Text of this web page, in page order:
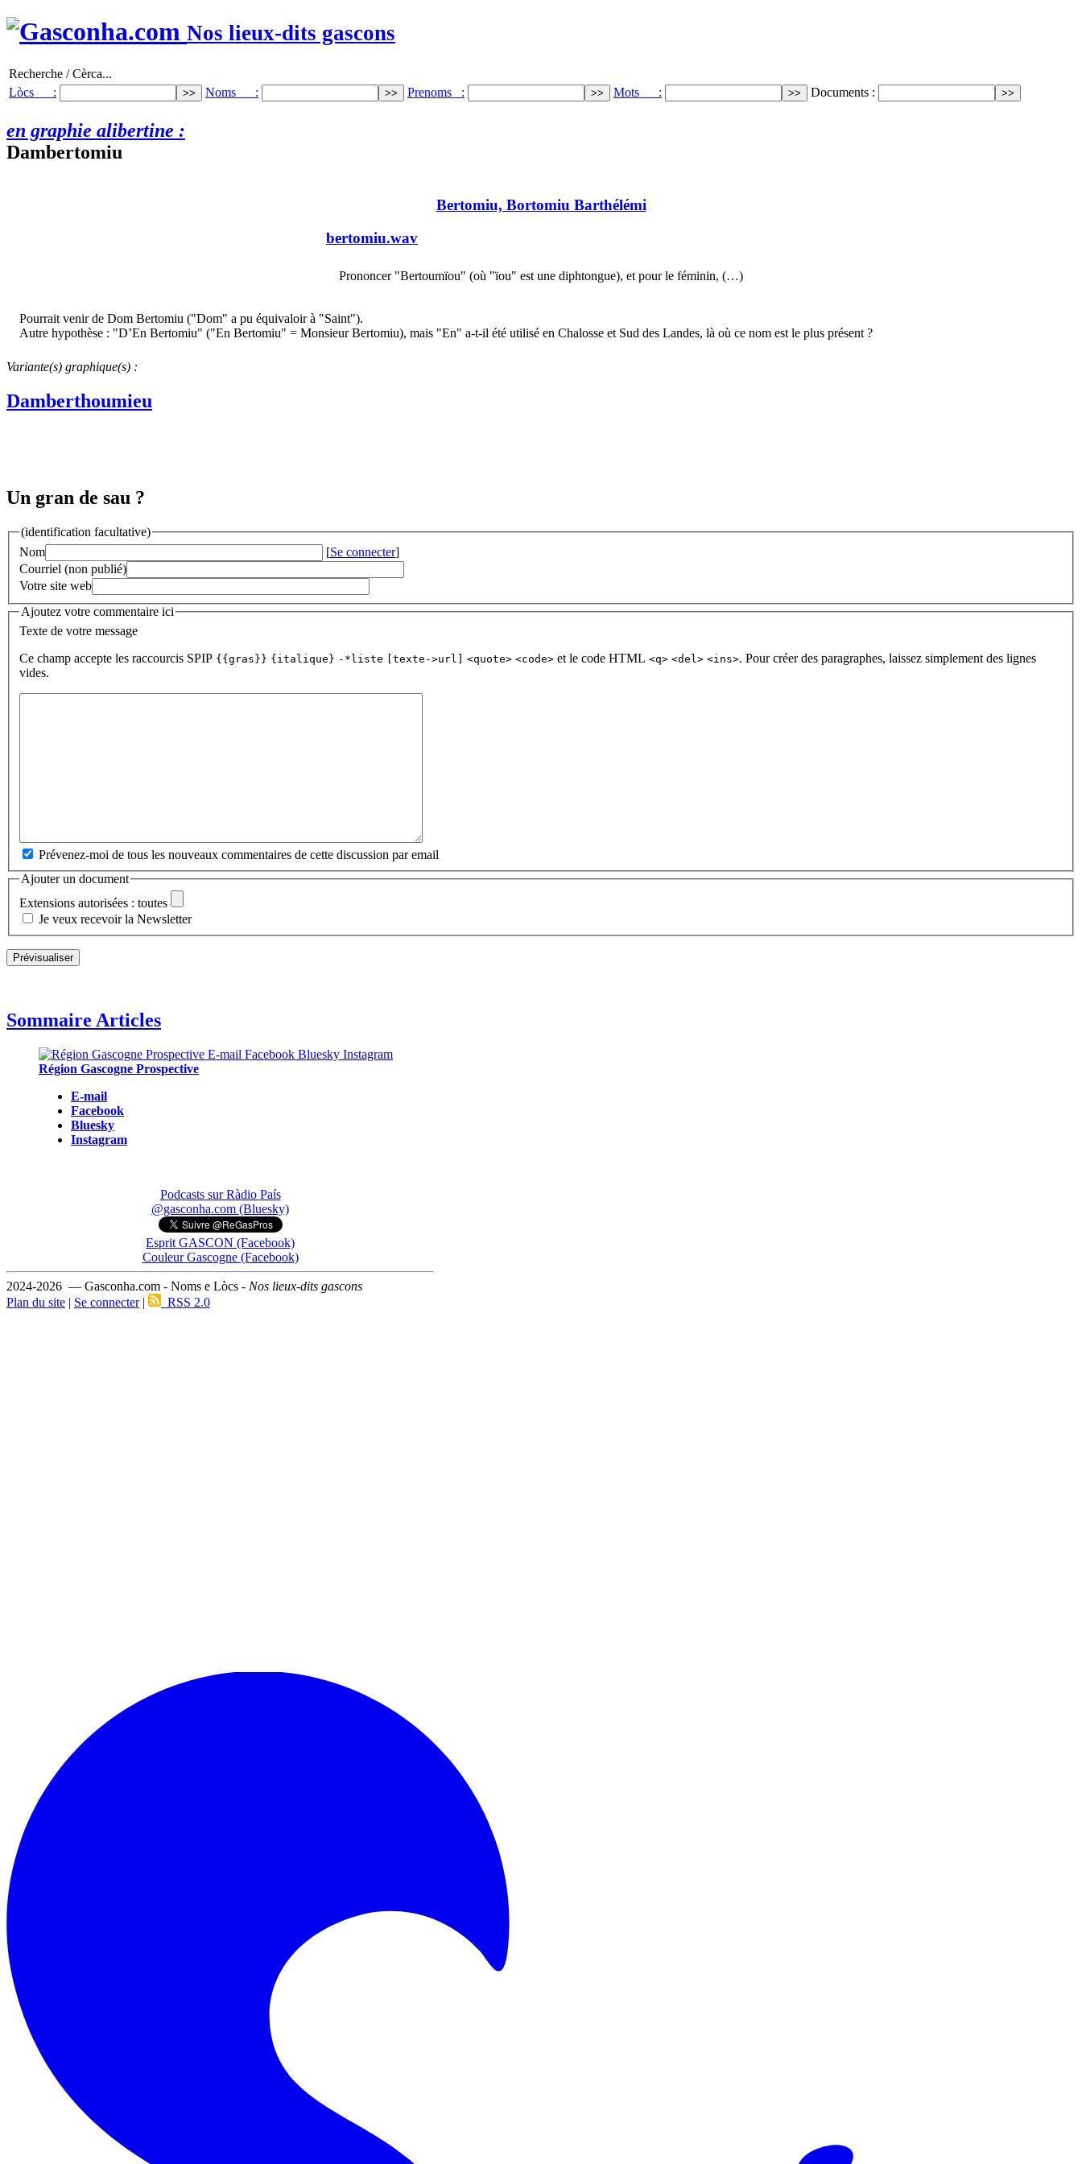
Nos lieux-dits gascons
Recherche / Cèrca...
Lòcs :
Noms : Prenoms : Mots : Documents :
en graphie alibertine :
Dambertomiu
Bertomiu, Bortomiu Barthélémi
bertomiu.wav
Prononcer "Bertoumïou" (où "ïou" est une diphtongue), et pour le féminin, (…)
Pourrait venir de Dom Bertomiu ("Dom" a pu équivaloir à "Saint").
Autre hypothèse : "D’En Bertomiu" ("En Bertomiu" = Monsieur Bertomiu), mais "En" a-t-il été utilisé en Chalosse et Sud des Landes, là où ce nom est le plus présent ?
Variante(s) graphique(s) :
Damberthoumieu
Un gran de sau ?
(identification facultative)
Nom
[Se connecter]
Courriel (non publié)
Votre site web
Ajoutez votre commentaire ici
Texte de votre message
Ce champ accepte les raccourcis SPIP {{gras}} {italique} -*liste [texte->url] <quote> <code> et le code HTML <q> <del> <ins>. Pour créer des paragraphes, laissez simplement des lignes
vides.
Prévenez-moi de tous les nouveaux commentaires de cette discussion par email
Ajouter un document
Extensions autorisées : toutes
Je veux recevoir la Newsletter
Sommaire Articles
Région Gascogne Prospective
E-mail
Facebook
Bluesky
Instagram
Podcasts sur Ràdio País
@gasconha.com (Bluesky)
Esprit GASCON (Facebook)
Couleur Gascogne (Facebook)
2024-2026 — Gasconha.com - Noms e Lòcs - Nos lieux-dits gascons
Plan du site | Se connecter| RSS 2.0